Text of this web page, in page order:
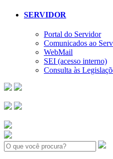
SERVIDOR
Portal do Servidor
Comunicados ao
WebMail
SEI (acesso interno)
Consulta às
Search: